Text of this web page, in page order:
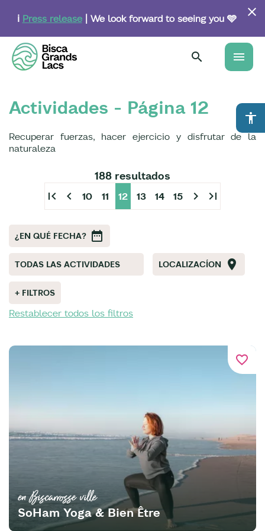
content
ℹ️ Press release| We look forward to seeing you 🩵
menu
accessibility
Actividades - Página 12
Recuperar fuerzas, hacer ejercicio y disfrutar de la
naturaleza
188 resultados
first_page chevron_left 10 11 12 13 14 15 chevron_right last_page
¿EN QUÉ FECHA?
TODAS LAS ACTIVIDADES LOCALIZACÍON
+ FILTROS
Restablecer todos los filtros
favorite_border
en Biscarrosse ville
SoHam Yoga & Bien Être